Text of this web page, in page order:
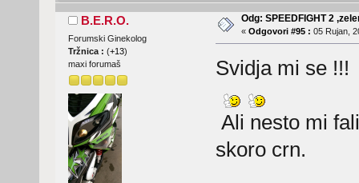
B.E.R.O.
Forumski Ginekolog
Tržnica : (+13)
maxi forumaš
Odg: SPEEDFIGHT 2
« Odgovori #95 : 05 Rujan,
Svidja mi se !!!
Ali nesto mi
skoro crn.